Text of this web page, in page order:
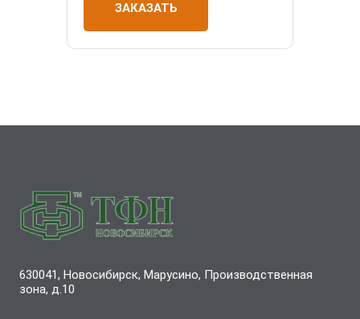
ЗАКАЗАТЬ
630041, Новосибирск, Марусино, Производственная
зона, д.10